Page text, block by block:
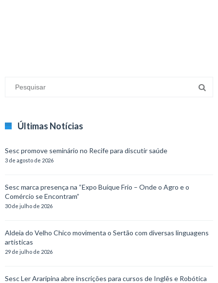
Últimas Notícias
Sesc promove seminário no Recife para discutir saúde
3 de agosto de 2026
Sesc marca presença na “Expo Buíque Frio – Onde o Agro e o
Comércio se Encontram”
30 de julho de 2026
Aldeia do Velho Chico movimenta o Sertão com diversas linguagens
artísticas
29 de julho de 2026
Sesc Ler Araripina abre inscrições para cursos de Inglês e Robótica